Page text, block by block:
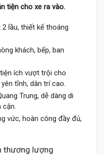
tiện cho xe ra vào.
lầu, thiết kế thoáng
khách, bếp, ban
ích vượt trội cho
tĩnh, dân trí cao.
Trung, dễ dàng di
cận.
vức, hoàn công đầy đủ,
thương lượng